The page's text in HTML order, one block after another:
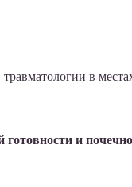
в
и